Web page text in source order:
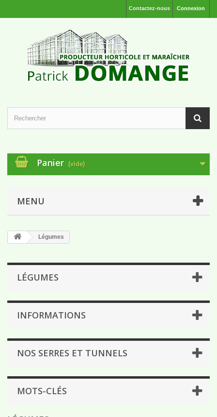
Connexion
Contactez-nous
Panier (vide)
MENU
Légumes
LÉGUMES
INFORMATIONS
NOS SERRES ET TUNNELS
MOTS-CLÉS